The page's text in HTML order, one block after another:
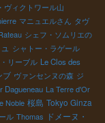
ヴィクトワール山
マニュエルさん タヴ
シェフ・ソムリエの
シャトー・ラゲール
リーブル Le Clos des
ブ ヴァンセンヌの森 ジ
Dagueneau La Terre d'Or
Noble 桜島 Tokyo Ginza
ル Thomas ドメーヌ・